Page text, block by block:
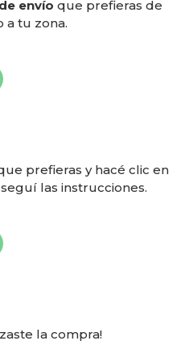
envío que prefieras de
a tu zona.
prefieras y hacé clic en
las instrucciones.
la compra!